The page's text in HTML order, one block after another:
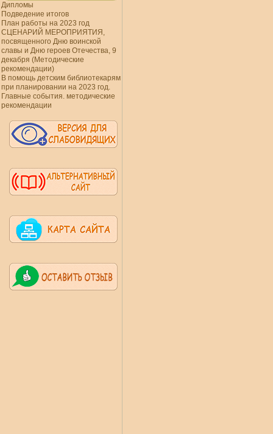
Дипломы
Подведение итогов
План работы на 2023 год
СЦЕНАРИЙ МЕРОПРИЯТИЯ,
посвященного Дню воинской
славы и Дню героев Отечества, 9
декабря (Методические
рекомендации)
В помощь детским библиотекарям
при планировании на 2023 год.
Главные события. методические
рекомендации